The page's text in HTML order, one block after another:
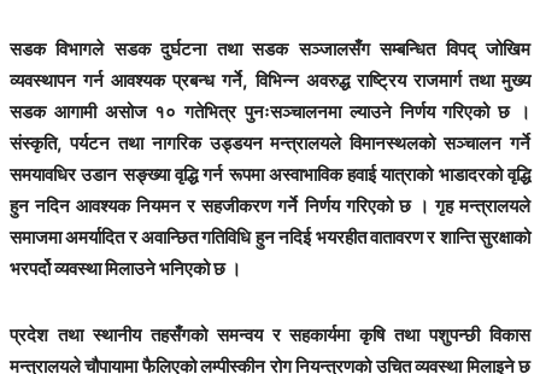
सडक विभागले सडक दुर्घटना तथा सडक सञ्जालसँग सम्बन्धित विपद् जोखिम
व्यवस्थापन गर्न आवश्यक प्रबन्ध गर्ने, विभिन्न अवरुद्ध राष्ट्रिय राजमार्ग तथा मुख्य
सडक आगामी असोज १० गतेभित्र पुनःसञ्चालनमा ल्याउने निर्णय गरिएको छ ।
संस्कृति, पर्यटन तथा नागरिक उड्डयन मन्त्रालयले विमानस्थलको सञ्चालन गर्ने
समयावधिर उडान सङ्ख्या वृद्धि गर्न रूपमा अस्वाभाविक हवाई यात्राको भाडादरको वृद्धि
हुन नदिन आवश्यक नियमन र सहजीकरण गर्ने निर्णय गरिएको छ । गृह मन्त्रालयले
समाजमा अमर्यादित र अवान्छित गतिविधि हुन नदिई भयरहीत वातावरण र शान्ति सुरक्षाको
भरपर्दो व्यवस्था मिलाउने भनिएको छ ।
प्रदेश तथा स्थानीय तहसँगको समन्वय र सहकार्यमा कृषि तथा पशुपन्छी विकास
मन्त्रालयले चौपायामा फैलिएको लम्पीस्कीन रोग नियन्त्रणको उचित व्यवस्था मिलाइने छ